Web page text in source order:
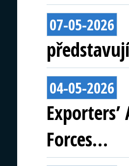
07-05-2026
04-05-2026
Forces…